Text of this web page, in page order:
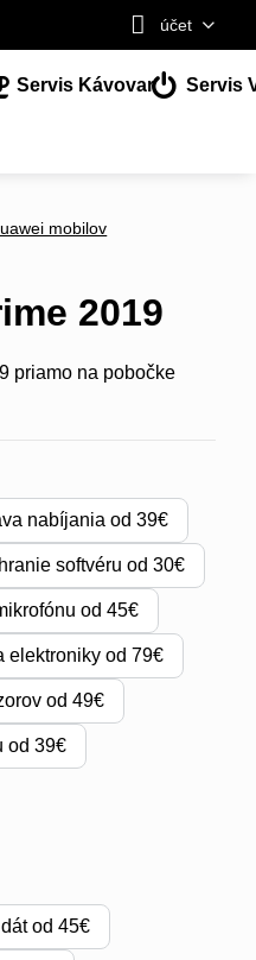
účet
Servis Kávovar Servis
mobilov
2019
priamo na pobočke
nabíjania od 39€
softvéru od 30€
od 45€
elektroniky od 79€
od 49€
od 39€
od 45€